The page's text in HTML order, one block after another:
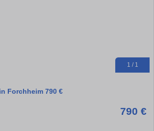
1 / 1
Forchheim 790 €
790 €